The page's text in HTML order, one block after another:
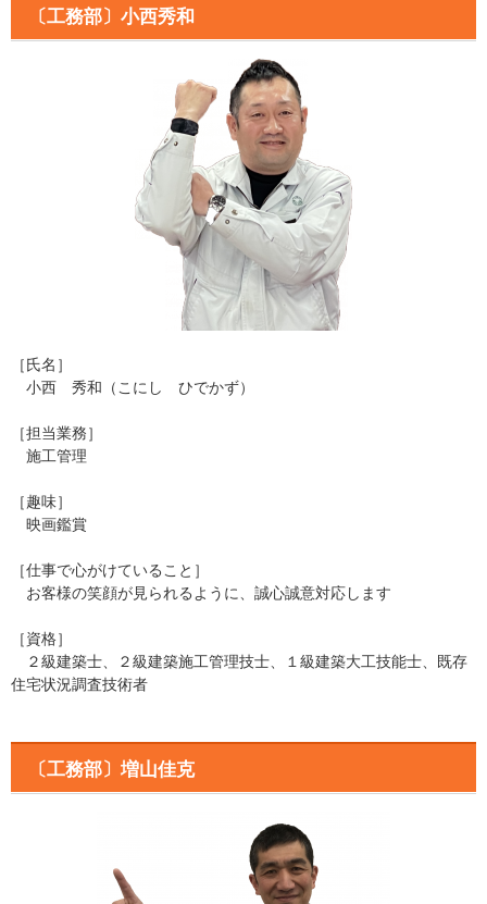
〔工務部〕小西秀和
［氏名］
小西 秀和（こにし ひでかず）
［担当業務］
施工管理
［趣味］
映画鑑賞
［仕事で心がけていること］
お客様の笑顔が見られるように、誠心誠意対応します
［資格］
２級建築士、２級建築施工管理技士、１級建築大工技能士、既存
住宅状況調査技術者
〔工務部〕増山佳克